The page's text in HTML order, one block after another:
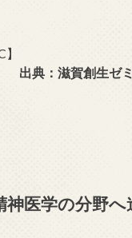
出典：滋賀創生ゼ
神医学の分野へ